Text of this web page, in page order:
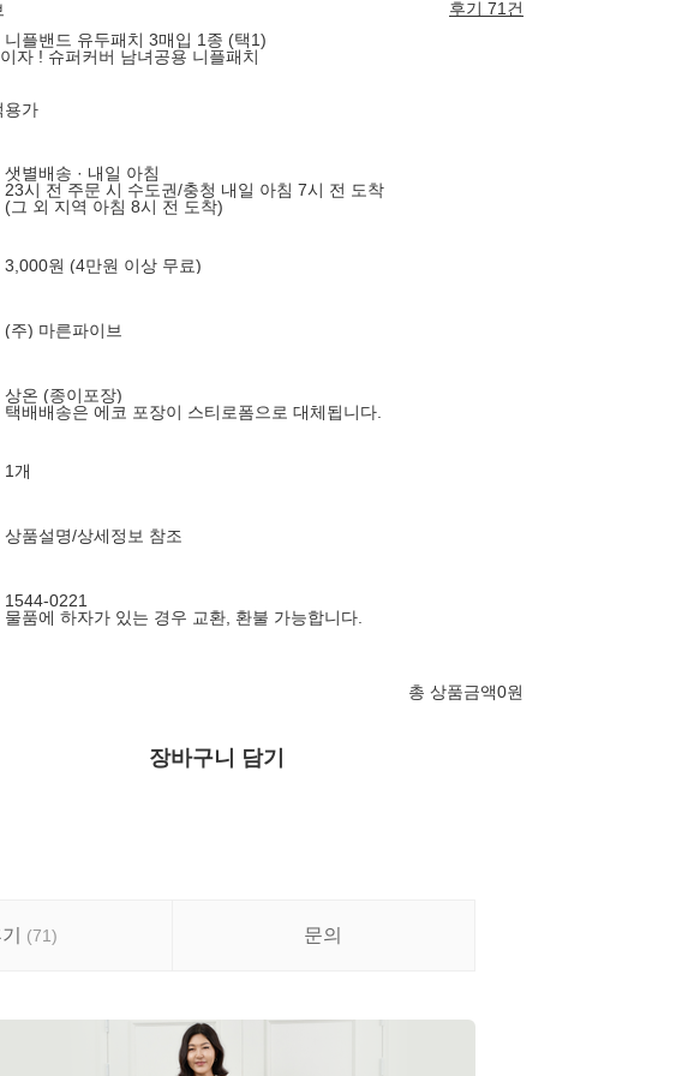
후기 71건
플밴드 유두패치 3매입 1종 (택1)
자 ! 슈퍼커버 남녀공용 니플패치
용가
샛별배송 · 내일 아침
23시 전 주문 시 수도권/충청 내일 아침 7시 전 도착
(그 외 지역 아침 8시 전 도착)
3,000원 (4만원 이상 무료)
(주) 마른파이브
상온 (종이포장)
택배배송은 에코 포장이 스티로폼으로 대체됩니다.
1개
상품설명/상세정보 참조
1544-0221
물품에 하자가 있는 경우 교환, 환불 가능합니다.
총 상품금액0원
장바구니 담기
(71) 문의